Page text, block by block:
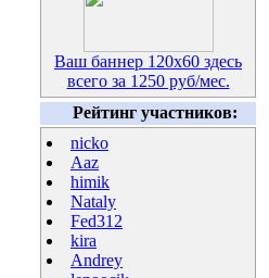
Ваш баннер 120х60 здесь
всего за 1250 руб/мес.
Рейтинг участников:
nicko
Aaz
himik
Nataly
Fed312
kira
Andrey